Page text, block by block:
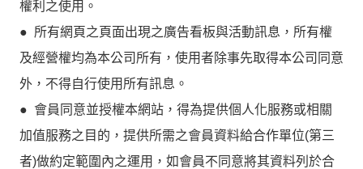
權利之使用。
● 所有網頁之頁面出現之廣告看板與活動訊息，所有權
及經營權均為本公司所有，使用者除事先取得本公司同意
外，不得自行使用所有訊息。
● 會員同意並授權本網站，得為提供個人化服務或相關
加值服務之目的，提供所需之會員資料給合作單位(第三
者)做約定範圍內之運用，如會員不同意將其資料列於合